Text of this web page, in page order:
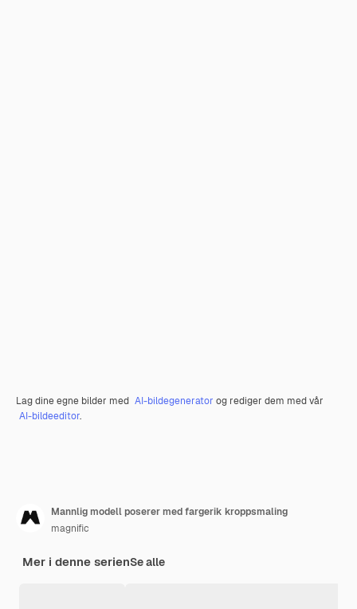
Lag dine egne bilder med AI-bildegenerator og rediger dem med vår
AI-bildeeditor.
Mannlig modell poserer med fargerik kroppsmaling
magnific
Mer i denne serienSe alle